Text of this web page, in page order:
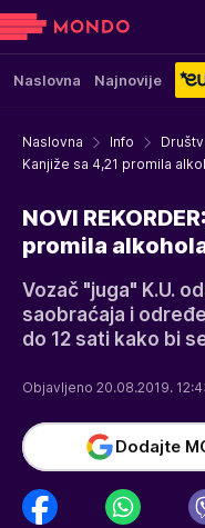
Naslovna Najnovije
Naslovna Info
Kanjiže sa 4,21 promila
NOVI
promila
Vozač "juga" K.U.
saobraćaja i
do 12 sati kako bi
Objavljeno 20.08.2019.
Dodajte